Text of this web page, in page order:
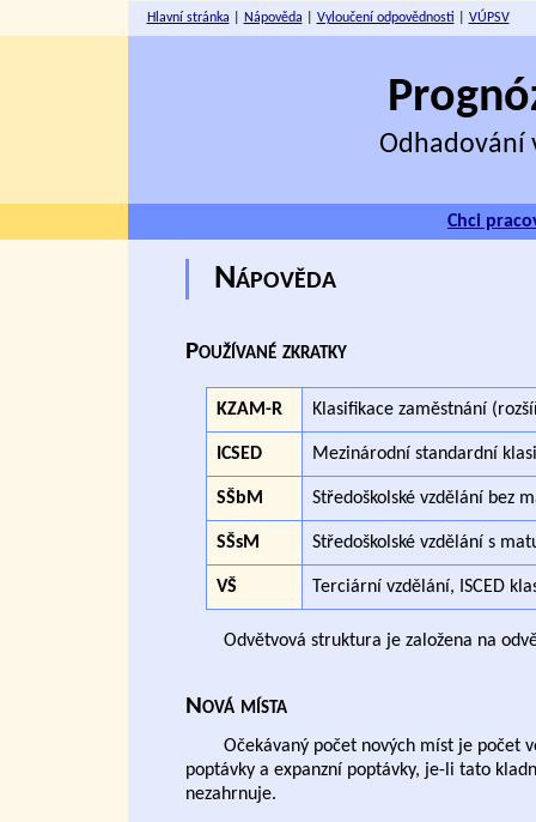
Hlavní stránka Nápověda Vyloučení odpovědnosti VÚPSV
Odhadování
Chci
Nápověda
Používané zkratky
KZAM-R Klasifikace zaměstnání
ICSED Mezinárodní standardní
SŠbM Středoškolské vzdělání bez
SŠsM Středoškolské vzdělání s
VŠ Terciární vzdělání, ISCED
Odvětvová struktura je založena na
Nová místa
Očekávaný počet nových míst je počet
poptávky a expanzní poptávky, je-li tato
nezahrnuje.